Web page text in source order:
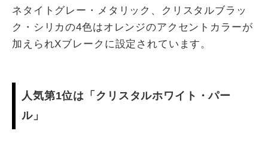
ネタイトグレー・メタリック、クリスタルブラッ
ク・シリカの4色はオレンジのアクセントカラーが
加えられXブレークに設定されています。
人気第1位は「クリスタルホワイト・パー
ル」